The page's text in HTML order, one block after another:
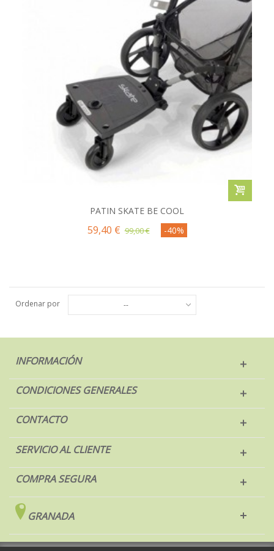
PATIN SKATE BE COOL
59,40 € 99,00 € -40%
Ordenar por --
INFORMACIÓN
CONDICIONES GENERALES
CONTACTO
SERVICIO AL CLIENTE
COMPRA SEGURA
GRANADA